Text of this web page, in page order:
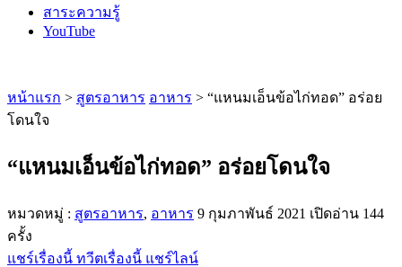
สาระความรู้
YouTube
หน้าแรก > สูตรอาหาร อาหาร > “แหนมเอ็นข้อไก่ทอด” อร่อย
โดนใจ
“แหนมเอ็นข้อไก่ทอด” อร่อยโดนใจ
หมวดหมู่ : สูตรอาหาร, อาหาร 9 กุมภาพันธ์ 2021 เปิดอ่าน 144
ครั้ง
แชร์เรื่องนี้ ทวีตเรื่องนี้ แชร์ไลน์